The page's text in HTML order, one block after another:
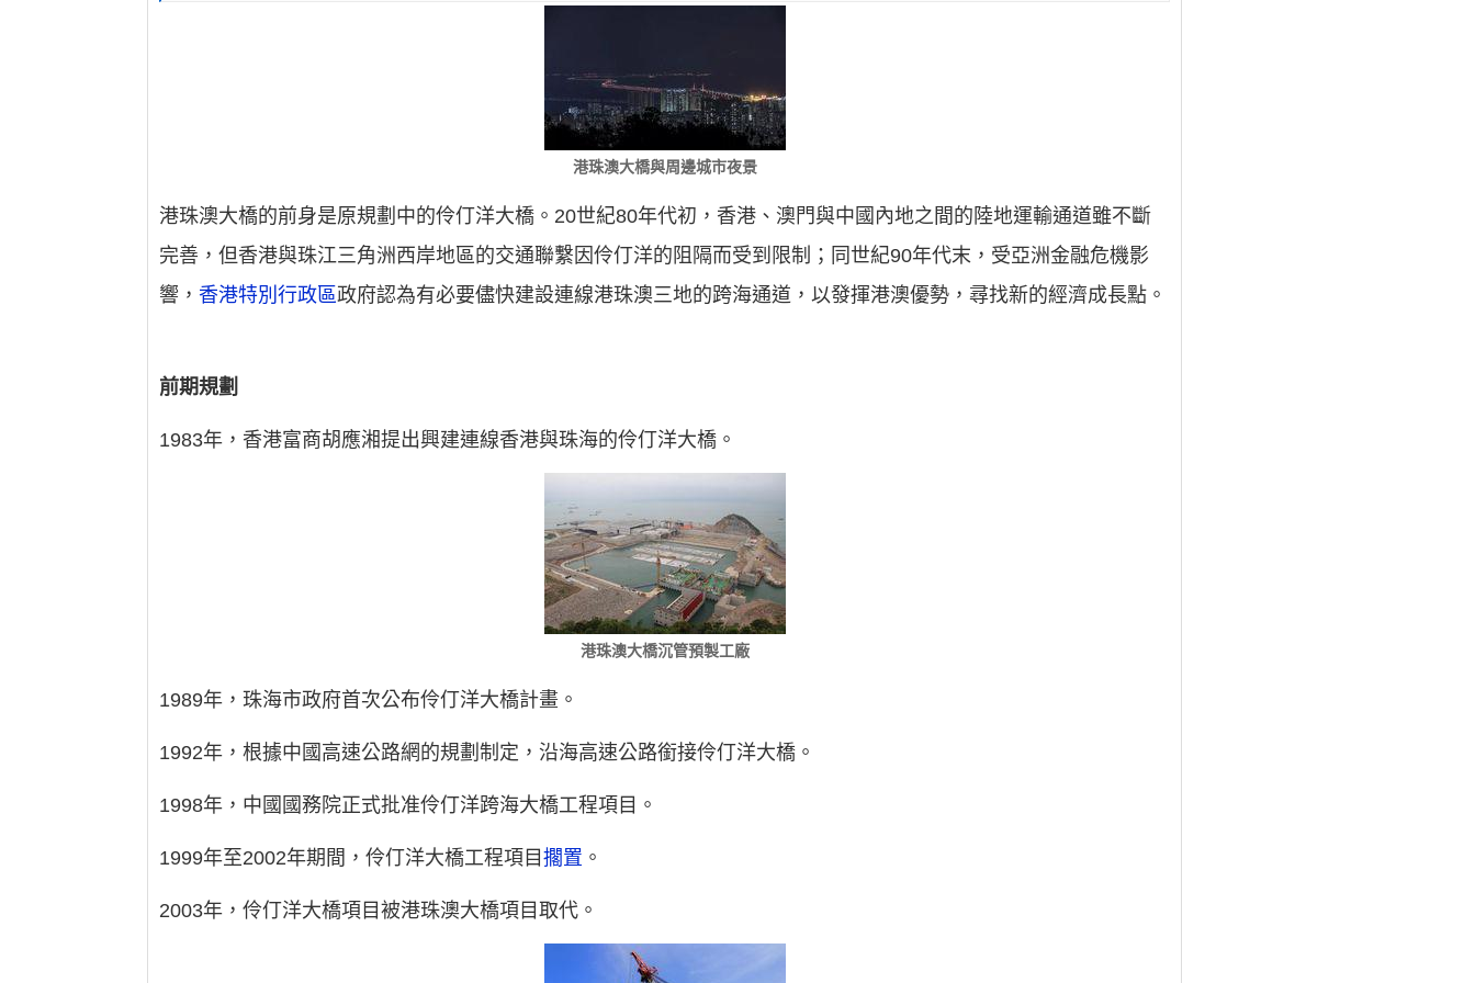
港珠澳大橋與周邊城市夜景
港珠澳大橋的前身是原規劃中的伶仃洋大橋。20世紀80年代初，香港、澳門與中國內地之間的陸地運輸通道雖不斷
完善，但香港與珠江三角洲西岸地區的交通聯繫因伶仃洋的阻隔而受到限制；同世紀90年代末，受亞洲金融危機影
響， 香港特別行政區政府認為有必要儘快建設連線港珠澳三地的跨海通道，以發揮港澳優勢，尋找新的經濟成長點。
前期規劃
1983年，香港富商胡應湘提出興建連線香港與珠海的伶仃洋大橋。
港珠澳大橋沉管預製工廠
1989年，珠海市政府首次公布伶仃洋大橋計畫。
1992年，根據中國高速公路網的規劃制定，沿海高速公路銜接伶仃洋大橋。
1998年，中國國務院正式批准伶仃洋跨海大橋工程項目。
1999年至2002年期間，伶仃洋大橋工程項目擱置 。
2003年，伶仃洋大橋項目被港珠澳大橋項目取代。